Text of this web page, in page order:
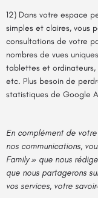
12) Dans votre espace
simples et claires, vous
consultations de votre
nombres de vues
tablettes et ordinateurs,
etc. Plus besoin de
statistiques de Google
En complément de
nos communications,
Family » que nous
que nous partagerons
vos services, votre